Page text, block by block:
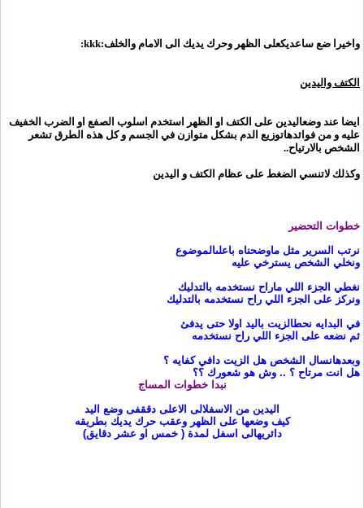
واخيرا ضع ساعديكعلى الظهر وحرك يديك الى الامام والخلف:kkk:
الكتف واليدين
ايضا عند وضعاليدين على الكتف او الظهر استخدم اسلوب الصفع او الضرب الخفيف
عليه و من فوائدهاتوزيع الدم بشكل متوازن في الجسم و كل هذه الطرق تشعر
الشخص بالارتياح..
وكذلك لاتنسي الضغط على عظام الكتف و اليدين
خطوات التحضير
نرتب السرير مثل ماوضحناه باعلىالموضوع
ونخلي الشخص يسترخي عليه
نغطي الجزء اللي ماراح نستخدمه بالتدليك
ونركز على الجزء اللي راح نستخدمه بالتدليك
في البدايه نحطالزيت باليد اولا حتى يدفئ
ثم نضعه على الجزء اللي راح نستخدمه
وبعدهانسال الشخص هل الزيت دافي كفايه ؟
هل انت مرتاح ؟ .. وش هو شعورك ؟؟
نبدا خطوات المساج
اليدين من الاسفلالى الاعلى دققفى وضع اليد
كيف وضعها على الظهر وعقب حرك يديك بطريقه
دائريهالى اسفل لمدة ( خمس او عشر دقايق)